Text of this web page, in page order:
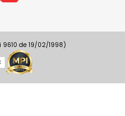
de 19/02/1998)